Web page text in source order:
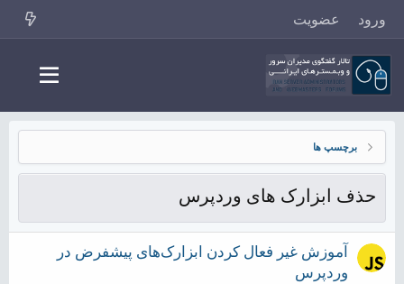
ورود عضویت
برچسپ ها
حذف ابزارک های وردپرس
آموزش غیر فعال کردن ابزارک‌های پیشفرض در
وردپرس